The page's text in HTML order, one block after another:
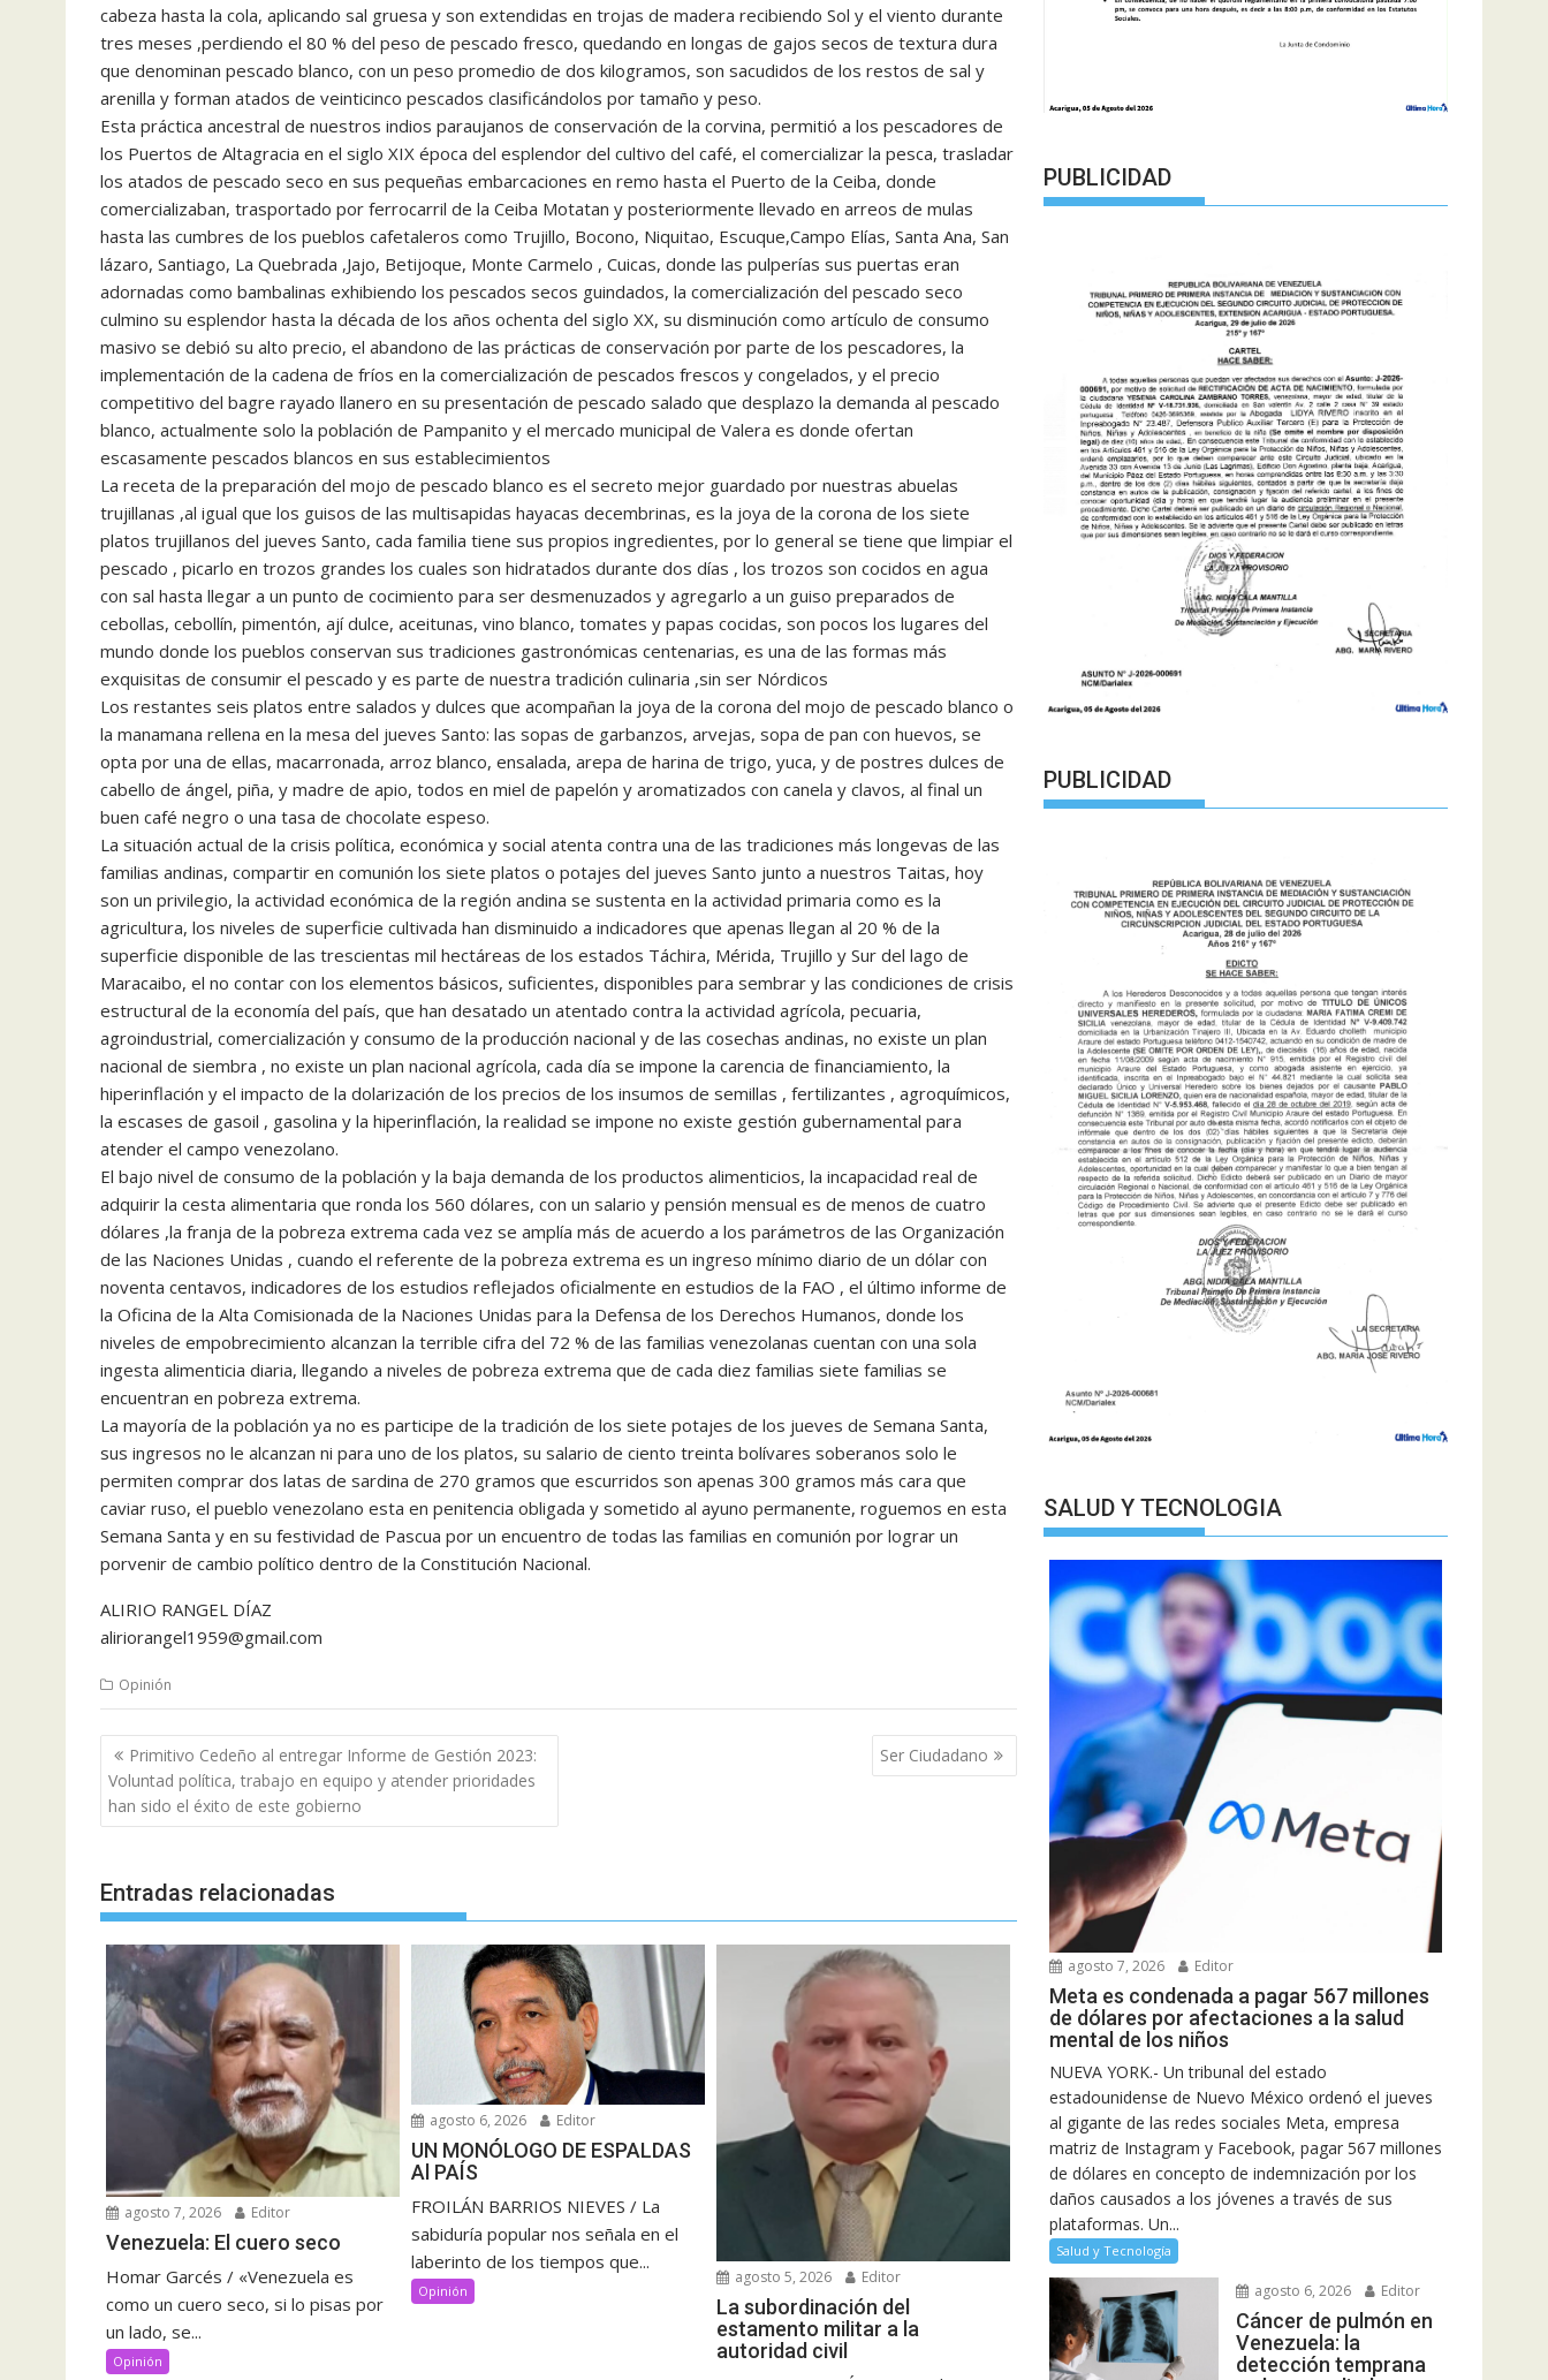
cabeza hasta la cola, aplicando sal gruesa y son extendidas en trojas de madera recibiendo Sol y el viento durante
tres meses ,perdiendo el 80 % del peso de pescado fresco, quedando en longas de gajos secos de textura dura
que denominan pescado blanco, con un peso promedio de dos kilogramos, son sacudidos de los restos de sal y
arenilla y forman atados de veinticinco pescados clasificándolos por tamaño y peso.
Esta práctica ancestral de nuestros indios paraujanos de conservación de la corvina, permitió a los pescadores de
los Puertos de Altagracia en el siglo XIX época del esplendor del cultivo del café, el comercializar la pesca, trasladar
los atados de pescado seco en sus pequeñas embarcaciones en remo hasta el Puerto de la Ceiba, donde
comercializaban, trasportado por ferrocarril de la Ceiba Motatan y posteriormente llevado en arreos de mulas
hasta las cumbres de los pueblos cafetaleros como Trujillo, Bocono, Niquitao, Escuque,Campo Elías, Santa Ana, San
lázaro, Santiago, La Quebrada ,Jajo, Betijoque, Monte Carmelo , Cuicas, donde las pulperías sus puertas eran
adornadas como bambalinas exhibiendo los pescados secos guindados, la comercialización del pescado seco
culmino su esplendor hasta la década de los años ochenta del siglo XX, su disminución como artículo de consumo
masivo se debió su alto precio, el abandono de las prácticas de conservación por parte de los pescadores, la
implementación de la cadena de fríos en la comercialización de pescados frescos y congelados, y el precio
competitivo del bagre rayado llanero en su presentación de pescado salado que desplazo la demanda al pescado
blanco, actualmente solo la población de Pampanito y el mercado municipal de Valera es donde ofertan
escasamente pescados blancos en sus establecimientos
La receta de la preparación del mojo de pescado blanco es el secreto mejor guardado por nuestras abuelas
trujillanas ,al igual que los guisos de las multisapidas hayacas decembrinas, es la joya de la corona de los siete
platos trujillanos del jueves Santo, cada familia tiene sus propios ingredientes, por lo general se tiene que limpiar el
pescado , picarlo en trozos grandes los cuales son hidratados durante dos días , los trozos son cocidos en agua
con sal hasta llegar a un punto de cocimiento para ser desmenuzados y agregarlo a un guiso preparados de
cebollas, cebollín, pimentón, ají dulce, aceitunas, vino blanco, tomates y papas cocidas, son pocos los lugares del
mundo donde los pueblos conservan sus tradiciones gastronómicas centenarias, es una de las formas más
exquisitas de consumir el pescado y es parte de nuestra tradición culinaria ,sin ser Nórdicos
Los restantes seis platos entre salados y dulces que acompañan la joya de la corona del mojo de pescado blanco o
la manamana rellena en la mesa del jueves Santo: las sopas de garbanzos, arvejas, sopa de pan con huevos, se
opta por una de ellas, macarronada, arroz blanco, ensalada, arepa de harina de trigo, yuca, y de postres dulces de
cabello de ángel, piña, y madre de apio, todos en miel de papelón y aromatizados con canela y clavos, al final un
buen café negro o una tasa de chocolate espeso.
La situación actual de la crisis política, económica y social atenta contra una de las tradiciones más longevas de las
familias andinas, compartir en comunión los siete platos o potajes del jueves Santo junto a nuestros Taitas, hoy
son un privilegio, la actividad económica de la región andina se sustenta en la actividad primaria como es la
agricultura, los niveles de superficie cultivada han disminuido a indicadores que apenas llegan al 20 % de la
superficie disponible de las trescientas mil hectáreas de los estados Táchira, Mérida, Trujillo y Sur del lago de
Maracaibo, el no contar con los elementos básicos, suficientes, disponibles para sembrar y las condiciones de crisis
estructural de la economía del país, que han desatado un atentado contra la actividad agrícola, pecuaria,
agroindustrial, comercialización y consumo de la producción nacional y de las cosechas andinas, no existe un plan
nacional de siembra , no existe un plan nacional agrícola, cada día se impone la carencia de financiamiento, la
hiperinflación y el impacto de la dolarización de los precios de los insumos de semillas , fertilizantes , agroquímicos,
la escases de gasoil , gasolina y la hiperinflación, la realidad se impone no existe gestión gubernamental para
atender el campo venezolano.
El bajo nivel de consumo de la población y la baja demanda de los productos alimenticios, la incapacidad real de
adquirir la cesta alimentaria que ronda los 560 dólares, con un salario y pensión mensual es de menos de cuatro
dólares ,la franja de la pobreza extrema cada vez se amplía más de acuerdo a los parámetros de las Organización
de las Naciones Unidas , cuando el referente de la pobreza extrema es un ingreso mínimo diario de un dólar con
noventa centavos, indicadores de los estudios reflejados oficialmente en estudios de la FAO , el último informe de
la Oficina de la Alta Comisionada de la Naciones Unidas para la Defensa de los Derechos Humanos, donde los
niveles de empobrecimiento alcanzan la terrible cifra del 72 % de las familias venezolanas cuentan con una sola
ingesta alimenticia diaria, llegando a niveles de pobreza extrema que de cada diez familias siete familias se
encuentran en pobreza extrema.
La mayoría de la población ya no es participe de la tradición de los siete potajes de los jueves de Semana Santa,
sus ingresos no le alcanzan ni para uno de los platos, su salario de ciento treinta bolívares soberanos solo le
permiten comprar dos latas de sardina de 270 gramos que escurridos son apenas 300 gramos más cara que
caviar ruso, el pueblo venezolano esta en penitencia obligada y sometido al ayuno permanente, roguemos en esta
Semana Santa y en su festividad de Pascua por un encuentro de todas las familias en comunión por lograr un
porvenir de cambio político dentro de la Constitución Nacional.
ALIRIO RANGEL DÍAZ
aliriorangel1959@gmail.com
Opinión
Navegación
de
entradas
Primitivo Cedeño al entregar Informe de Gestión 2023:
Voluntad política, trabajo en equipo y atender prioridades
han sido el éxito de este gobierno
Ser Ciudadano
Entradas relacionadas
agosto 7, 2026 Editor
Venezuela: El cuero seco
Homar Garcés / «Venezuela es
como un cuero seco, si lo pisas por
un lado, se...
Opinión
agosto 6, 2026 Editor
UN MONÓLOGO DE ESPALDAS
Al PAÍS
FROILÁN BARRIOS NIEVES / La
sabiduría popular nos señala en el
laberinto de los tiempos que...
Opinión
agosto 5, 2026 Editor
La subordinación del
estamento militar a la
autoridad civil
PUBLICIDAD
PUBLICIDAD
SALUD Y TECNOLOGIA
agosto 7, 2026 Editor
Meta es condenada a pagar 567 millones
de dólares por afectaciones a la salud
mental de los niños
NUEVA YORK.- Un tribunal del estado
estadounidense de Nuevo México ordenó el jueves
al gigante de las redes sociales Meta, empresa
matriz de Instagram y Facebook, pagar 567 millones
de dólares en concepto de indemnización por los
daños causados a los jóvenes a través de sus
plataformas. Un...
Salud y Tecnología
agosto 6, 2026 Editor
Cáncer de pulmón en
Venezuela: la
detección temprana